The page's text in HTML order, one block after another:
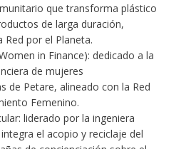
que transforma plástico
de larga duración,
Red por el Planeta.
in Finance): dedicado a la
de mujeres
de Petare, alineado con la Red
Femenino.
liderado por la ingeniera
el acopio y reciclaje del